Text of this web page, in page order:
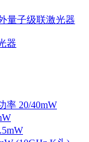
量子级联激光器
器
率 20/40mW